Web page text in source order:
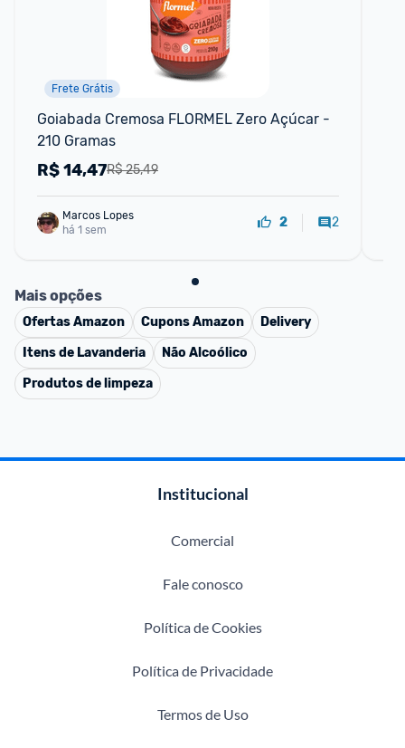
Frete Grátis
Goiabada Cremosa FLORMEL Zero Açúcar -
210 Gramas
R$ 25,49
R$14,47
Marcos Lopes
há 1 sem
2 2
Mais opções
OfertasAmazon CuponsAmazon
Delivery
Itens de Lavanderia
Não Alcoólico
Produtos de limpeza
Institucional
Comercial
Fale conosco
Política de Cookies
Política de Privacidade
Termos de Uso